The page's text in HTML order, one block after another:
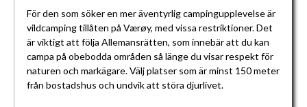
För den som söker en mer äventyrlig campingupplevelse är
vildcamping tillåten på Værøy, med vissa restriktioner. Det
är viktigt att följa Allemansrätten, som innebär att du kan
campa på obebodda områden så länge du visar respekt för
naturen och markägare. Välj platser som är minst 150 meter
från bostadshus och undvik att störa djurlivet.